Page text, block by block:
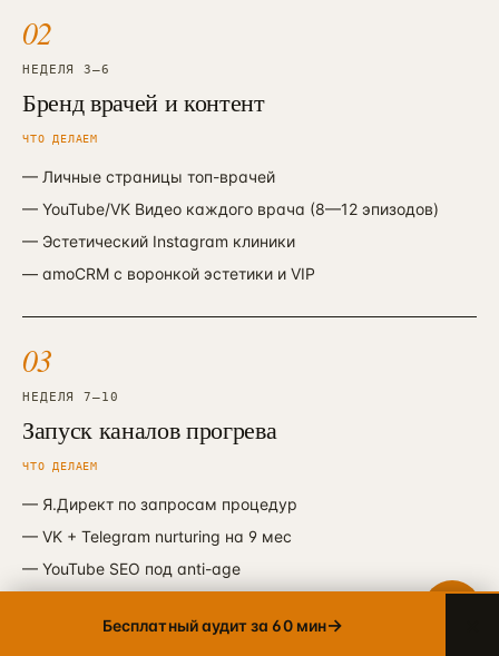
02
НЕДЕЛЯ 3—6
Бренд врачей и контент
ЧТО ДЕЛАЕМ
— Личные страницы топ-врачей
— YouTube/VK Видео каждого врача (8—12 эпизодов)
— Эстетический Instagram клиники
— amoCRM с воронкой эстетики и VIP
03
НЕДЕЛЯ 7—10
Запуск каналов прогрева
ЧТО ДЕЛАЕМ
— Я.Директ по запросам процедур
— VK + Telegram nurturing на 9 мес
— YouTube SEO под anti-age
Telegram
+7 905 456-75-58 · ОТВЕТИМ В ТЕЧЕНИЕ ЧАСА
WhatsApp
8 800 600·80·96
info@упакуем.рф
EMAIL · ОТВЕТ В ТЕЧЕНИЕ ДНЯ
Бесплатный аудит за 60 мин→